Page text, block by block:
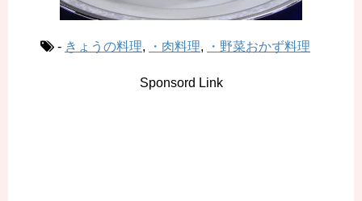
- きょうの料理, ・肉料理, ・野菜おかず料理
Sponsord Link